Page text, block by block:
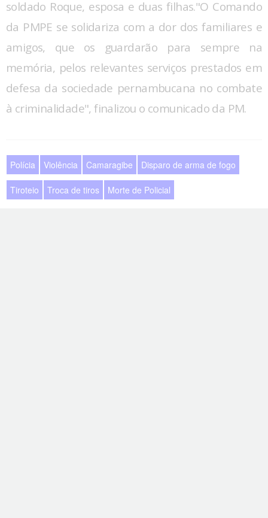
soldado Roque, esposa e duas filhas."O Comando
da PMPE se solidariza com a dor dos familiares e
amigos, que os guardarão para sempre na
memória, pelos relevantes serviços prestados em
defesa da sociedade pernambucana no combate
à criminalidade", finalizou o comunicado da PM.
Polícia Violência Camaragibe Disparo de arma de fogo
Tiroteio Troca de tiros Morte de Policial